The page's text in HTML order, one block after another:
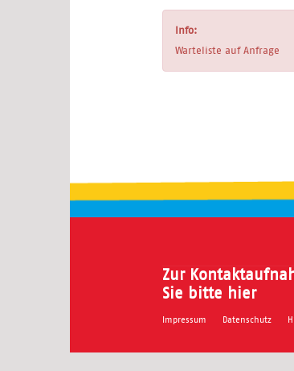
Info:
Warteliste auf Anfrage
Zur
Sie bitte hier
Impressum Datenschutz